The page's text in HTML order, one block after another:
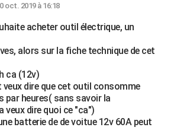
oct. 2019 à 16:18
acheter outil électrique, un
alors sur la fiche technique de cet
ca (12v)
veux dire que cet outil consomme
par heures( sans savoir la
dire quoi ce "ca")
batterie de de voitue 12v 60A peut